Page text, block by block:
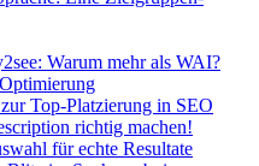
Warum mehr als WAI?
Top-Platzierung in SEO
richtig machen!
für echte Resultate